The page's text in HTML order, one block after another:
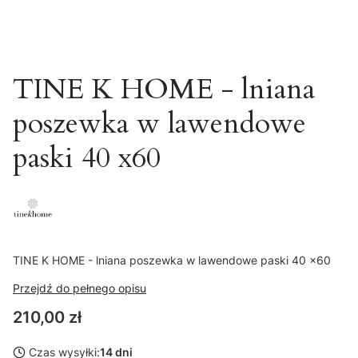
TINE K HOME - lniana
poszewka w lawendowe
paski 40 x60
TINE K HOME - lniana poszewka w lawendowe paski 40 x60
Przejdź do pełnego opisu
Cena
210,00 zł
Czas wysyłki:14 dni